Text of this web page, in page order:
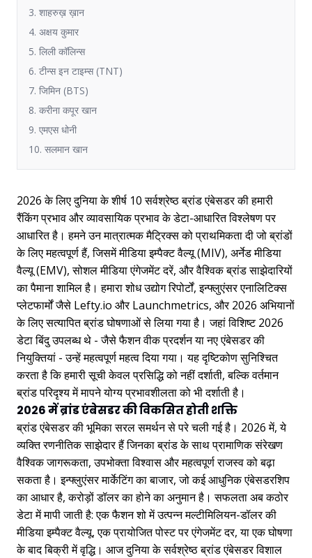
3. शाहरुख़ ख़ान
4. अक्षय कुमार
5. लिली कॉलिन्स
6. टीन्स इन टाइम्स (TNT)
7. जिमिन (BTS)
8. करीना कपूर खान
9. एमएस धोनी
10. सलमान खान
2026 के लिए दुनिया के शीर्ष 10 सर्वश्रेष्ठ ब्रांड एंबेसडर की हमारी
रैंकिंग प्रभाव और व्यावसायिक प्रभाव के डेटा-आधारित विश्लेषण पर
आधारित है। हमने उन मात्रात्मक मैट्रिक्स को प्राथमिकता दी जो ब्रांडों
के लिए महत्वपूर्ण हैं, जिसमें मीडिया इम्पैक्ट वैल्यू (MIV), अर्नेड मीडिया
वैल्यू (EMV), सोशल मीडिया एंगेजमेंट दरें, और वैश्विक ब्रांड साझेदारियों
का पैमाना शामिल है। हमारा शोध उद्योग रिपोर्टों, इन्फ्लुएंसर एनालिटिक्स
प्लेटफार्मों जैसे Lefty.io और Launchmetrics, और 2026 अभियानों
के लिए सत्यापित ब्रांड घोषणाओं से लिया गया है। जहां विशिष्ट 2026
डेटा बिंदु उपलब्ध थे - जैसे फैशन वीक प्रदर्शन या नए एंबेसडर की
नियुक्तियां - उन्हें महत्वपूर्ण महत्व दिया गया। यह दृष्टिकोण सुनिश्चित
करता है कि हमारी सूची केवल प्रसिद्धि को नहीं दर्शाती, बल्कि वर्तमान
ब्रांड परिदृश्य में मापने योग्य प्रभावशीलता को भी दर्शाती है।
2026 में ब्रांड एंबेसडर की विकसित होती शक्ति
ब्रांड एंबेसडर की भूमिका सरल समर्थन से परे चली गई है। 2026 में, ये
व्यक्ति रणनीतिक साझेदार हैं जिनका ब्रांड के साथ प्रामाणिक संरेखण
वैश्विक जागरूकता, उपभोक्ता विश्वास और महत्वपूर्ण राजस्व को बढ़ा
सकता है। इन्फ्लुएंसर मार्केटिंग का बाजार, जो कई आधुनिक एंबेसडरशिप
का आधार है, करोड़ों डॉलर का होने का अनुमान है। सफलता अब कठोर
डेटा में मापी जाती है: एक फैशन शो में उत्पन्न मल्टीमिलियन-डॉलर की
मीडिया इम्पैक्ट वैल्यू, एक प्रायोजित पोस्ट पर एंगेजमेंट दर, या एक घोषणा
के बाद बिक्री में वृद्धि। आज दुनिया के सर्वश्रेष्ठ ब्रांड एंबेसडर विशाल